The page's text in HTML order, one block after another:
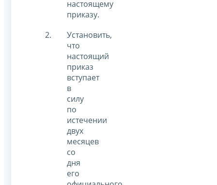
настоящему
приказу.
Установить,
что
настоящий
приказ
вступает
в
силу
по
истечении
двух
месяцев
со
дня
его